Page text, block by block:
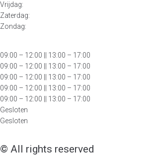
Vrijdag:
Zaterdag:
Zondag:
09:00 – 12:00
|| 13:00 – 17:00
09:00 – 12:00 || 13:00 – 17:00
09:00 – 12:00 || 13:00 – 17:00
09:00 – 12:00 || 13:00 – 17:00
09:00 – 12:00 || 13:00 – 17:00
Gesloten
Gesloten
© All rights reserved